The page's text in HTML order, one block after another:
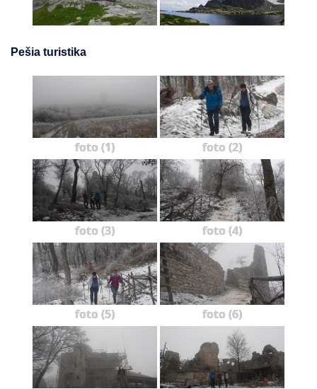
Pešia turistika
foto (1) foto (2)
foto (3) foto (4)
foto (5) foto (6)